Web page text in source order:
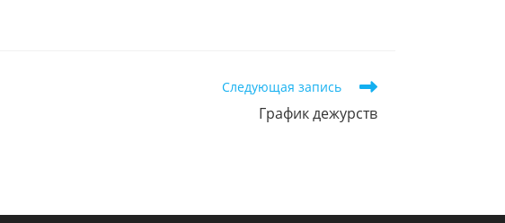
Следующая запись
График дежурств